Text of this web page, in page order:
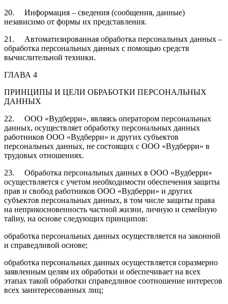
20. Информация – сведения (сообщения, данные)
независимо от формы их представления.
21. Автоматизированная обработка персональных данных –
обработка персональных данных с помощью средств
вычислительной техники.
ГЛАВА 4
ПРИНЦИПЫ И ЦЕЛИ ОБРАБОТКИ ПЕРСОНАЛЬНЫХ
ДАННЫХ
22. ООО «Вудберри», являясь оператором персональных
данных, осуществляет обработку персональных данных
работников ООО «Вудберри» и других субъектов
персональных данных, не состоящих с ООО «Вудберри» в
трудовых отношениях.
23. Обработка персональных данных в ООО «Вудберри»
осуществляется с учетом необходимости обеспечения защиты
прав и свобод работников ООО «Вудберри» и других
субъектов персональных данных, в том числе защиты права
на неприкосновенность частной жизни, личную и семейную
тайну, на основе следующих принципов:
обработка персональных данных осуществляется на законной
и справедливой основе;
обработка персональных данных осуществляется соразмерно
заявленным целям их обработки и обеспечивает на всех
этапах такой обработки справедливое соотношение интересов
всех заинтересованных лиц;